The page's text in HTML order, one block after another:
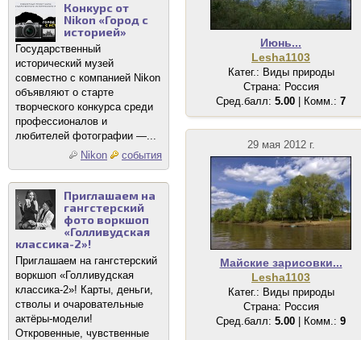
Конкурс от
Nikon «Город с
историей»
Государственный
исторический музей
совместно с компанией Nikon
объявляют о старте
творческого конкурса среди
профессионалов и
любителей фотографии —...
Nikon
события
Приглашаем на
гангстерский
фото воркшоп
«Голливудская
классика-2»!
Приглашаем на гангстерский
воркшоп «Голливудская
классика-2»! Карты, деньги,
стволы и очаровательные
актёры-модели!
Откровенные, чувственные
Июнь...
Lesha1103
Катег.: Виды природы
Страна: Россия
Сред.балл: 5.00 | Комм.: 7
29 мая 2012 г.
Майские зарисовки...
Lesha1103
Катег.: Виды природы
Страна: Россия
Сред.балл: 5.00 | Комм.: 9